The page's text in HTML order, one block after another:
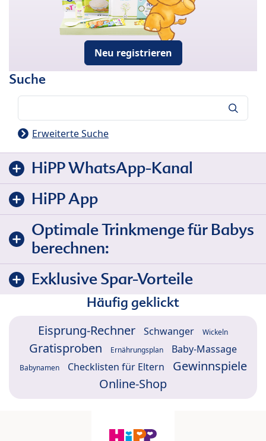
Neu registrieren
Suche
Erweiterte Suche
HiPP WhatsApp-Kanal
HiPP App
Optimale Trinkmenge für Babys
berechnen:
Exklusive Spar-Vorteile
Häufig geklickt
Eisprung-Rechner Schwanger Wickeln
Gratisproben Ernährungsplan Baby-Massage
Babynamen Checklisten für Eltern
Gewinnspiele
Online-Shop